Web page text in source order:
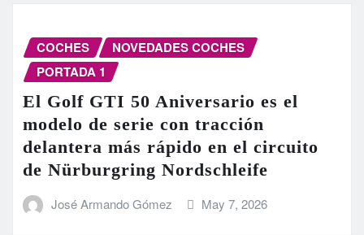
COCHES
NOVEDADES COCHES
PORTADA 1
El Golf GTI 50 Aniversario es el
modelo de serie con tracción
delantera más rápido en el circuito
de Nürburgring Nordschleife
José Armando Gómez May 7, 2026